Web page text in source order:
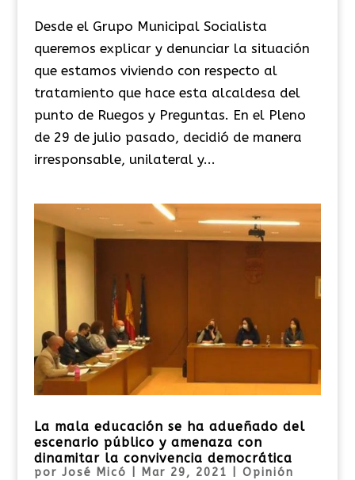
Desde el Grupo Municipal Socialista
queremos explicar y denunciar la situación
que estamos viviendo con respecto al
tratamiento que hace esta alcaldesa del
punto de Ruegos y Preguntas. En el Pleno
de 29 de julio pasado, decidió de manera
irresponsable, unilateral y...
La mala educación se ha adueñado del
escenario público y amenaza con
dinamitar la convivencia democrática
por José Micó Mar 29, 2021 Opinión